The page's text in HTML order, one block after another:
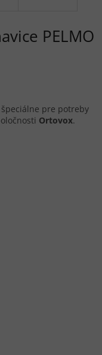
PELMO
pre potreby
Ortovox.